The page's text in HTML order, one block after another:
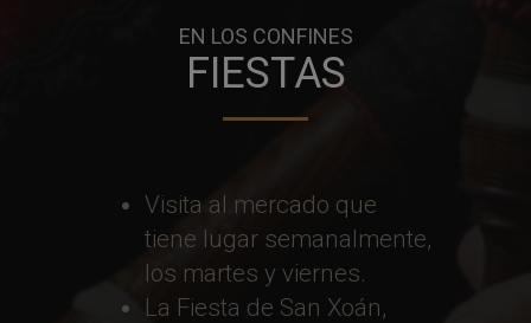
EN LOS CONFINES
FIESTAS
Visita al mercado que
tiene lugar semanalmente,
los martes y viernes.
La Fiesta de San Xoán,